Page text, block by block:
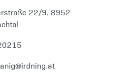
22/9, 8952